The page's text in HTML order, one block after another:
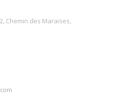
Chemin des Maraises,